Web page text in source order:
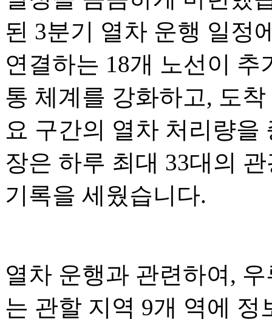
된 3분기 열차 운행 일정
연결하는 18개 노선이
통 체계를 강화하고, 도
요 구간의 열차 처리량을
장은 하루 최대 33대의
기록을 세웠습니다.
열차 운행과 관련하여,
는 관할 지역 9개 역에